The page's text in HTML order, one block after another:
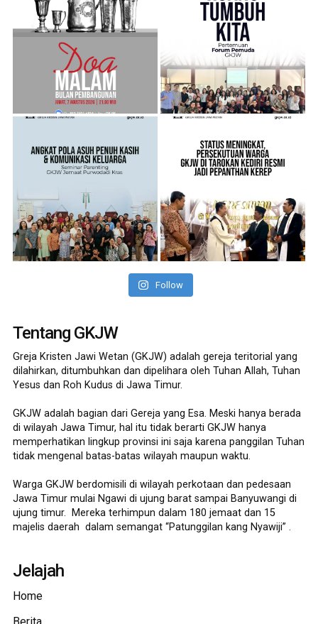
Follow
Tentang GKJW
Greja Kristen Jawi Wetan (GKJW) adalah gereja teritorial yang
dilahirkan, ditumbuhkan dan dipelihara oleh Tuhan Allah, Tuhan
Yesus dan Roh Kudus di Jawa Timur.
GKJW adalah bagian dari Gereja yang Esa. Meski hanya berada
di wilayah Jawa Timur, hal itu tidak berarti GKJW hanya
memperhatikan lingkup provinsi ini saja karena panggilan Tuhan
tidak mengenal batas-batas wilayah maupun waktu.
Warga GKJW berdomisili di wilayah perkotaan dan pedesaan
Jawa Timur mulai Ngawi di ujung barat sampai Banyuwangi di
ujung timur. Mereka terhimpun dalam 180 jemaat dan 15
majelis daerah dalam semangat “Patunggilan kang Nyawiji” .
Jelajah
Home